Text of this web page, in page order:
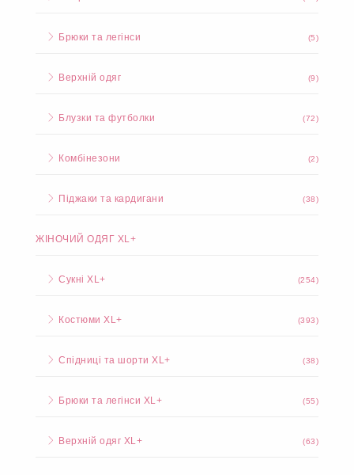
Брюки та легінси (5)
Верхній одяг (9)
Блузки та футболки (72)
Комбінезони (2)
Піджаки та кардигани (38)
ЖІНОЧИЙ ОДЯГ XL+
Сукні XL+ (254)
Костюми XL+ (393)
Спідниці та шорти XL+ (38)
Брюки та легінси XL+ (55)
Верхній одяг XL+ (63)